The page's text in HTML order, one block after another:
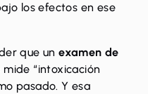
los efectos en ese
que unexamen de
mide “intoxicación
pasado. Y esa